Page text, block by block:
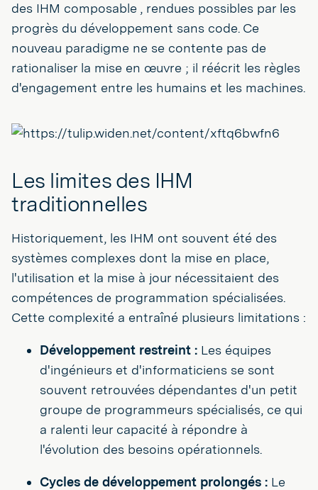
des IHM composable , rendues possibles par les
progrès du développement sans code. Ce
nouveau paradigme ne se contente pas de
rationaliser la mise en œuvre ; il réécrit les règles
d'engagement entre les humains et les machines.
Les limites des IHM
traditionnelles
Historiquement, les IHM ont souvent été des
systèmes complexes dont la mise en place,
l'utilisation et la mise à jour nécessitaient des
compétences de programmation spécialisées.
Cette complexité a entraîné plusieurs limitations :
Développement restreint : Les équipes
d'ingénieurs et d'informaticiens se sont
souvent retrouvées dépendantes d'un petit
groupe de programmeurs spécialisés, ce qui
a ralenti leur capacité à répondre à
l'évolution des besoins opérationnels.
Cycles de développement prolongés : Le